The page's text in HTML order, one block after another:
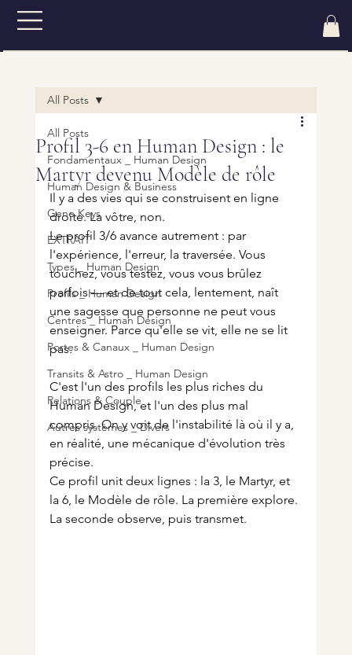
All Posts
Fondamentaux _ Human Design
Human Design & Business
Gene Keys
EXTRAIT
Types _ Human Design
Profils _ Human Design
Centres _ Human Design
Portes & Canaux _ Human Design
Transits & Astro _ Human Design
Relations & Couple
Autres systèmes _ Divers
All Posts
Profil 3-6 en Human Design : le
Martyr devenu Modèle de rôle
Il y a des vies qui se construisent en ligne
droite. La vôtre, non.
Le profil 3/6 avance autrement : par
l'expérience, l'erreur, la traversée. Vous
touchez, vous testez, vous vous brûlez
parfois — et de tout cela, lentement, naît
une sagesse que personne ne peut vous
enseigner. Parce qu'elle se vit, elle ne se lit
pas.
C'est l'un des profils les plus riches du
Human Design, et l'un des plus mal
compris. On y voit de l'instabilité là où il y a,
en réalité, une mécanique d'évolution très
précise.
Ce profil unit deux lignes : la 3, le Martyr, et
la 6, le Modèle de rôle. La première explore.
La seconde observe, puis transmet.